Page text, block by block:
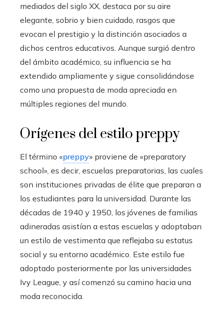
mediados del siglo XX, destaca por su aire
elegante, sobrio y bien cuidado, rasgos que
evocan el prestigio y la distinción asociados a
dichos centros educativos. Aunque surgió dentro
del ámbito académico, su influencia se ha
extendido ampliamente y sigue consolidándose
como una propuesta de moda apreciada en
múltiples regiones del mundo.
Orígenes del estilo preppy
El término «preppy» proviene de «preparatory
school», es decir, escuelas preparatorias, las cuales
son instituciones privadas de élite que preparan a
los estudiantes para la universidad. Durante las
décadas de 1940 y 1950, los jóvenes de familias
adineradas asistían a estas escuelas y adoptaban
un estilo de vestimenta que reflejaba su estatus
social y su entorno académico. Este estilo fue
adoptado posteriormente por las universidades
Ivy League, y así comenzó su camino hacia una
moda reconocida.